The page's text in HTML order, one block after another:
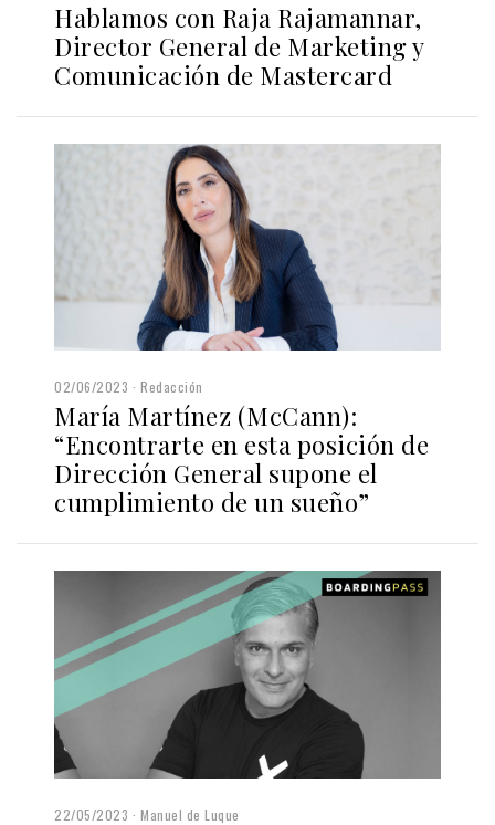
Hablamos con Raja Rajamannar,
Director General de Marketing y
Comunicación de Mastercard
02/06/2023 Redacción
María Martínez (McCann):
“Encontrarte en esta posición de
Dirección General supone el
cumplimiento de un sueño”
22/05/2023 Manuel de Luque